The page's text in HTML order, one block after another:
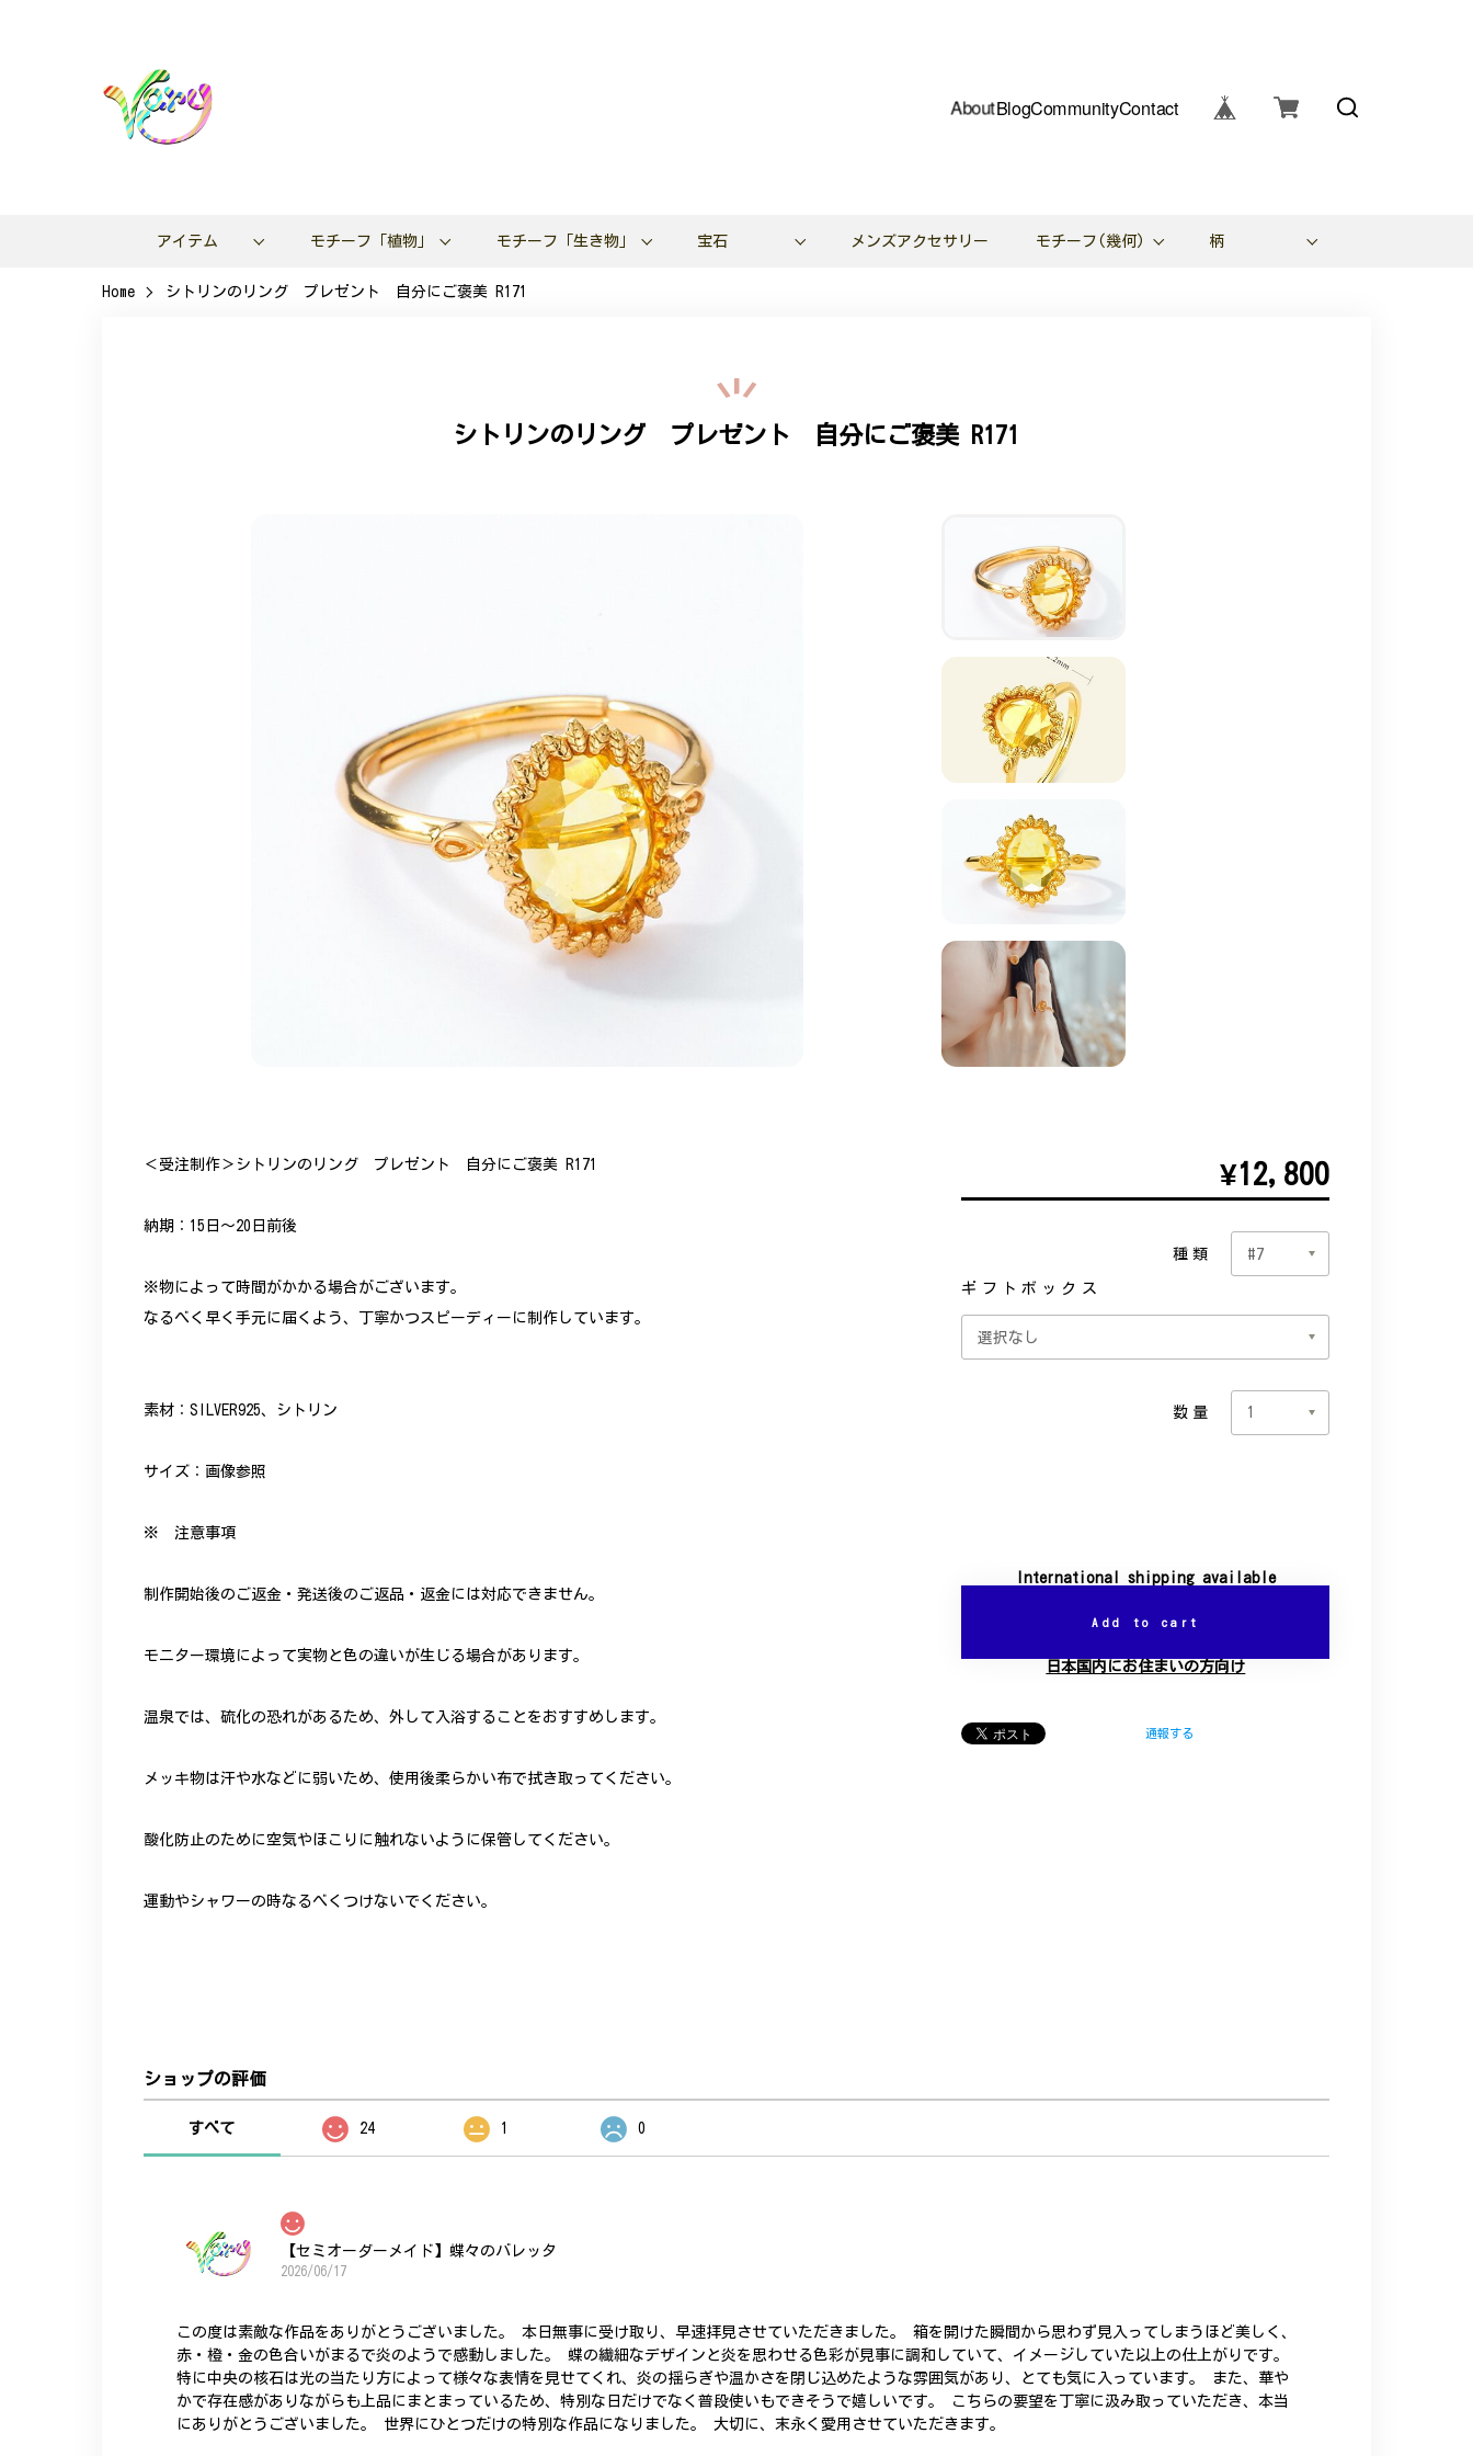
AboutBlogCommunityContact
アイテム モチーフ「植物」 モチーフ「生き物」 宝石 メンズアクセサリー モチーフ(幾何) 柄
Home シトリンのリング プレゼント 自分にご褒美 R171
シトリンのリング プレゼント 自分にご褒美 R171
＜受注制作＞シトリンのリング プレゼント 自分にご褒美 R171
納期：15日～20日前後
※物によって時間がかかる場合がございます。
なるべく早く手元に届くよう、丁寧かつスピーディーに制作しています。
素材：SILVER925、シトリン
サイズ：画像参照
※ 注意事項
制作開始後のご返金・発送後のご返品・返金には対応できません。
モニター環境によって実物と色の違いが生じる場合があります。
温泉では、硫化の恐れがあるため、外して入浴することをおすすめします。
メッキ物は汗や水などに弱いため、使用後柔らかい布で拭き取ってください。
酸化防止のために空気やほこりに触れないように保管してください。
運動やシャワーの時なるべくつけないでください。
¥12,800
種類
ギフトボックス
数量
International shipping available
Add to cart
日本国内にお住まいの方向け
通報する
ショップの評価
すべて 24 1 0
【セミオーダーメイド】蝶々のバレッタ
2026/06/17
この度は素敵な作品をありがとうございました。 本日無事に受け取り、早速拝見させていただきました。 箱を開けた瞬間から思わず見入ってしまうほど美しく、
赤・橙・金の色合いがまるで炎のようで感動しました。 蝶の繊細なデザインと炎を思わせる色彩が見事に調和していて、イメージしていた以上の仕上がりです。
特に中央の核石は光の当たり方によって様々な表情を見せてくれ、炎の揺らぎや温かさを閉じ込めたような雰囲気があり、とても気に入っています。 また、華や
かで存在感がありながらも上品にまとまっているため、特別な日だけでなく普段使いもできそうで嬉しいです。 こちらの要望を丁寧に汲み取っていただき、本当
にありがとうございました。 世界にひとつだけの特別な作品になりました。 大切に、末永く愛用させていただきます。